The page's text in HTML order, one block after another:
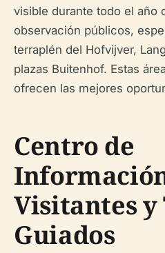
visible durante todo el año
observación públicos,
terraplén del Hofvijver,
plazas Buitenhof. Estas
ofrecen las mejores
Centro de
Visitantes y
Guiados